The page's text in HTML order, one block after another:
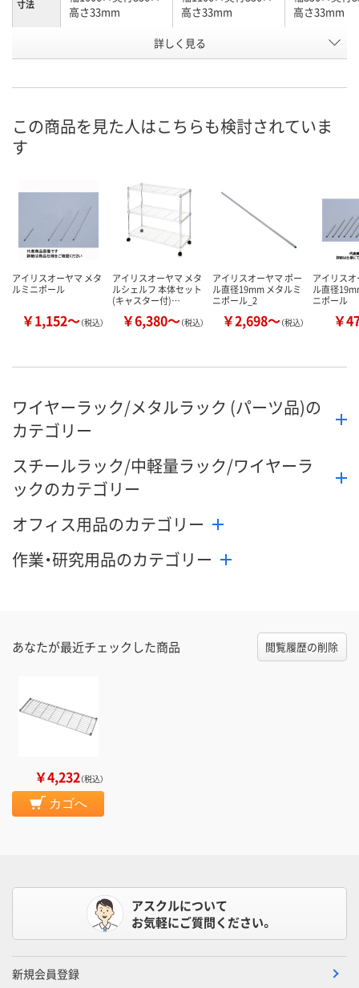
寸法
高さ33mm
高さ33mm
高さ33mm
H899467 H899470
カゴへ カゴへ
詳しく見る
この商品を見た人はこちらも検討されていま
す
アイリスオーヤマ メタ
ルミニポール
￥1,152～（税込）
アイリスオーヤマ メタ
ルシェルフ 本体セット
(キャスター付)…
￥6,380～（税込）
アイリスオーヤマ ポー
ル直径19mm メタルミ
ニポール_2
￥2,698～（税込）
アイリス
ル直径
ニポール
￥
ワイヤーラック/メタルラック (パーツ品)の
カテゴリー
スチールラック/中軽量ラック/ワイヤーラ
ックのカテゴリー
オフィス用品のカテゴリー
作業・研究用品のカテゴリー
あなたが最近チェックした商品 閲覧履歴の削除
￥4,232（税込）
カゴへ
アスクルについて
お気軽にご質問ください。
新規会員登録